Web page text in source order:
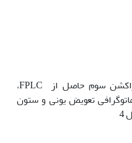
پس از بررسی تست سمیت فراکشن سوم حاصل از FPLC،
تعویض یونی و ستون